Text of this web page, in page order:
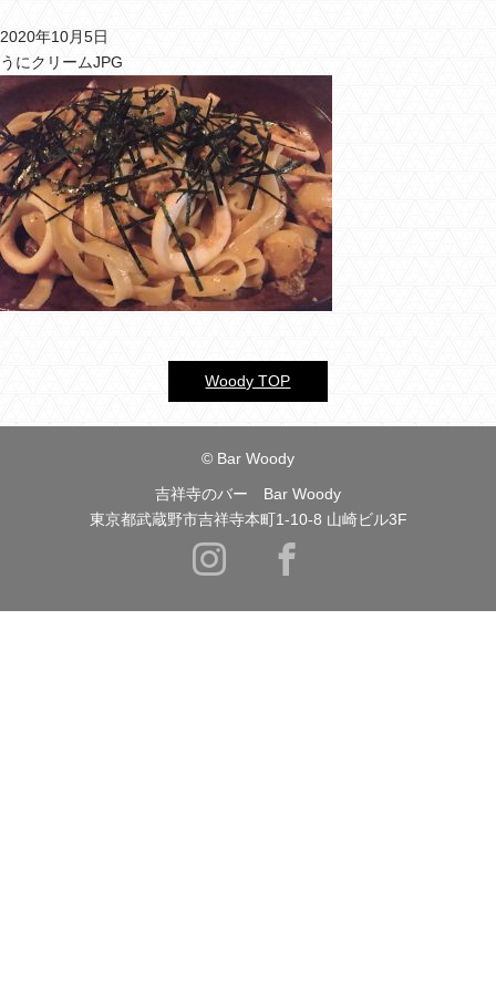
バー ウッディについて
メニュー＆料金
おすすめカクテル
交通のご案内
フォトギャラリー
過去のブログ
2020年10月5日
うにクリームJPG
Woody TOP
© Bar Woody
吉祥寺のバー Bar Woody
東京都武蔵野市吉祥寺本町1-10-8 山崎ビル3F